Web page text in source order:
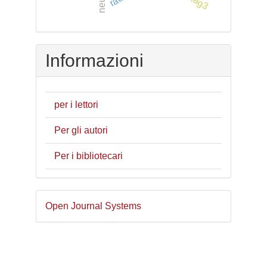
Informazioni
per i lettori
Per gli autori
Per i bibliotecari
Sviluppato
a
Open Journal Systems